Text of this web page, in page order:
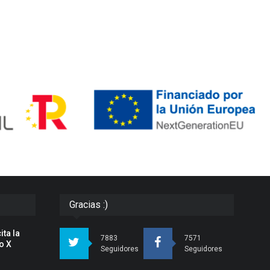
la
X
Gracias :)
7883
Seguidores
7571
Seguidores